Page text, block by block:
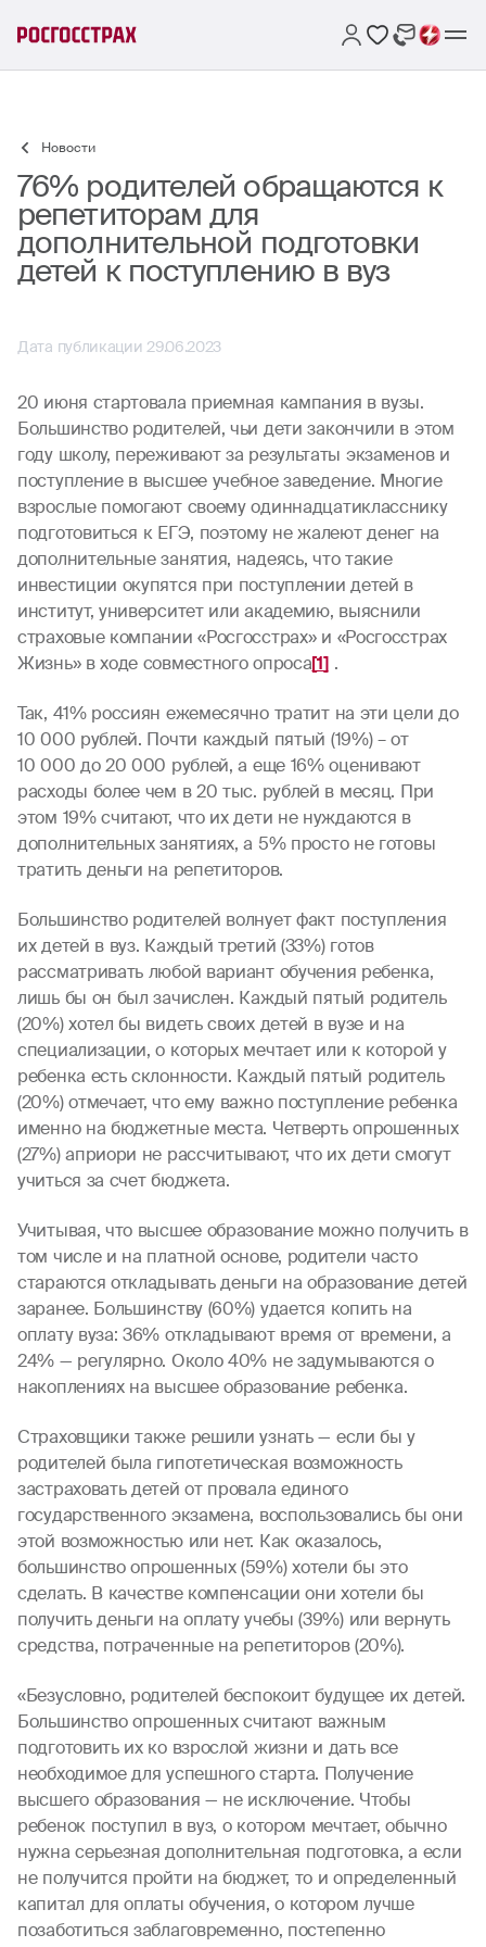
Новости
76% родителей обращаются к
репетиторам для
дополнительной подготовки
детей к поступлению в вуз
Дата публикации 29.06.2023
20 июня стартовала приемная кампания в вузы.
Большинство родителей, чьи дети закончили в этом
году школу, переживают за результаты экзаменов и
поступление в высшее учебное заведение. Многие
взрослые помогают своему одиннадцатикласснику
подготовиться к ЕГЭ, поэтому не жалеют денег на
дополнительные занятия, надеясь, что такие
инвестиции окупятся при поступлении детей в
институт, университет или академию, выяснили
страховые компании «Росгосстрах» и «Росгосстрах
Жизнь» в ходе совместного опроса[1] .
Так, 41% россиян ежемесячно тратит на эти цели до
10 000 рублей. Почти каждый пятый (19%) – от
10 000 до 20 000 рублей, а еще 16% оценивают
расходы более чем в 20 тыс. рублей в месяц. При
этом 19% считают, что их дети не нуждаются в
дополнительных занятиях, а 5% просто не готовы
тратить деньги на репетиторов.
Большинство родителей волнует факт поступления
их детей в вуз. Каждый третий (33%) готов
рассматривать любой вариант обучения ребенка,
лишь бы он был зачислен. Каждый пятый родитель
(20%) хотел бы видеть своих детей в вузе и на
специализации, о которых мечтает или к которой у
ребенка есть склонности. Каждый пятый родитель
(20%) отмечает, что ему важно поступление ребенка
именно на бюджетные места. Четверть опрошенных
(27%) априори не рассчитывают, что их дети смогут
учиться за счет бюджета.
Учитывая, что высшее образование можно получить в
том числе и на платной основе, родители часто
стараются откладывать деньги на образование детей
заранее. Большинству (60%) удается копить на
оплату вуза: 36% откладывают время от времени, а
24% — регулярно. Около 40% не задумываются о
накоплениях на высшее образование ребенка.
Страховщики также решили узнать — если бы у
родителей была гипотетическая возможность
застраховать детей от провала единого
государственного экзамена, воспользовались бы они
этой возможностью или нет. Как оказалось,
большинство опрошенных (59%) хотели бы это
сделать. В качестве компенсации они хотели бы
получить деньги на оплату учебы (39%) или вернуть
средства, потраченные на репетиторов (20%).
«Безусловно, родителей беспокоит будущее их детей.
Большинство опрошенных считают важным
подготовить их ко взрослой жизни и дать все
необходимое для успешного старта. Получение
высшего образования — не исключение. Чтобы
ребенок поступил в вуз, о котором мечтает, обычно
нужна серьезная дополнительная подготовка, а если
не получится пройти на бюджет, то и определенный
капитал для оплаты обучения, о котором лучше
позаботиться заблаговременно, постепенно